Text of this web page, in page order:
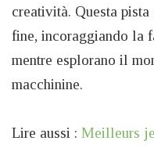
creatività. Questa
fine, incoraggiando la
mentre esplorano il
macchinine.
Lire aussi : Meilleurs